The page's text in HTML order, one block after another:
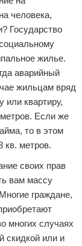
человека,
Государство
жилье.
аварийный
жильцам вряд
или квартиру,
метров. Если же
то в этом
кв. метров.
своих прав
вам массу
граждане,
многих случаях
скидкой или и